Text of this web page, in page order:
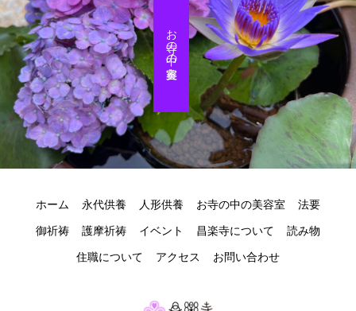
お寺の中の美容室
ホーム 永代供養 人形供養 お寺の中の美容室 法要
御祈祷 護摩祈祷 イベント 昌楽寺について 読み物
住職について アクセス お問い合わせ